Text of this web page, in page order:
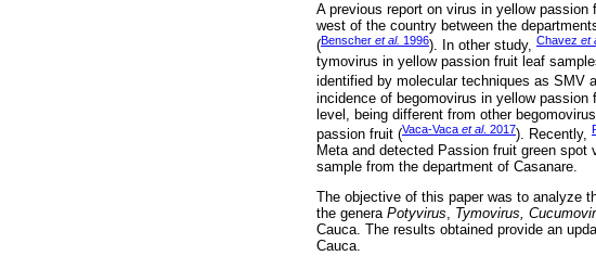
A previous report on virus in yellow
west of the country between the
(Benscher et al. 1996). In other study, Chavez et
tymovirus in yellow passion fruit leaf
identified by molecular techniques as SMV
incidence of begomovirus in yellow
level, being different from other
passion fruit (Vaca-Vaca et al. 2017). Recently,
Meta and detected Passion fruit green spot
sample from the department of Casanare.
The objective of this paper was to analyze
the genera Potyvirus, Tymovirus,
Cauca. The results obtained provide an
Cauca.